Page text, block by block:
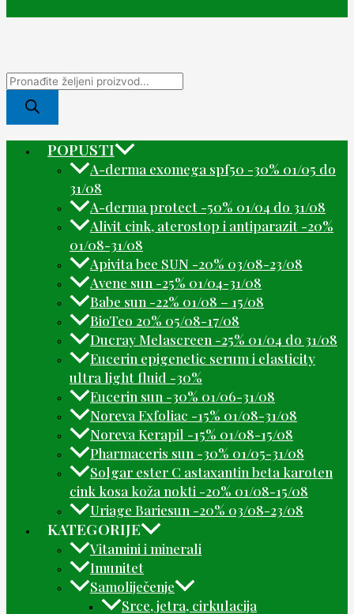
POPUSTI
A-derma exomega spf50 -30% 01/05 do
31/08
A-derma protect -50% 01/04 do 31/08
Alivit cink, aterostop i antiparazit -20%
01/08-31/08
Apivita bee SUN -20% 03/08-23/08
Avene sun -25% 01/04-31/08
Babe sun -22% 01/08 – 15/08
BioTeo 20% 05/08-17/08
Ducray Melascreen -25% 01/04 do 31/08
Eucerin epigenetic serum i elasticity
ultra light fluid -30%
Eucerin sun -30% 01/06-31/08
Noreva Exfoliac -15% 01/08-31/08
Noreva Kerapil -15% 01/08-15/08
Pharmaceris sun -30% 01/05-31/08
Solgar ester C astaxantin beta karoten
cink kosa koža nokti -20% 01/08-15/08
Uriage Bariesun -20% 03/08-23/08
KATEGORIJE
Vitamini i minerali
Imunitet
Samoliječenje
Srce, jetra, cirkulacija